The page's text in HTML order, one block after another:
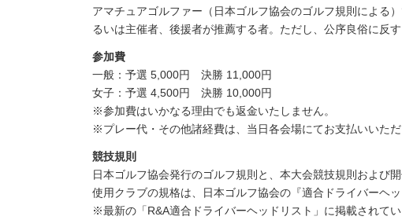
アマチュアゴルファー（日本ゴルフ協会のゴルフ規則による
るいは主催者、後援者が推薦する者。ただし、公序良俗に反
参加費
一般：予選 5,000円 決勝 11,000円
女子：予選 4,500円 決勝 10,000円
※参加費はいかなる理由でも返金いたしません。
※プレー代・その他諸経費は、当日各会場にてお支払いいただ
競技規則
日本ゴルフ協会発行のゴルフ規則と、本大会競技規則および
使用クラブの規格は、日本ゴルフ協会の『適合ドライバーヘ
※最新の「R&A適合ドライバーヘッドリスト」に掲載されて